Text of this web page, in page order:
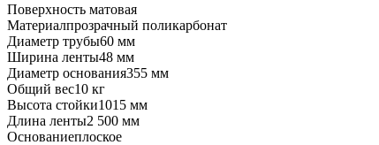
Поверхность матовая
Материалпрозрачный поликарбонат
Диаметр трубы60 мм
Ширина ленты48 мм
Диаметр основания355 мм
Общий вес10 кг
Высота стойки1015 мм
Длина ленты2 500 мм
Основаниеплоское